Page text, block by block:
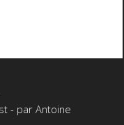
- par Antoine